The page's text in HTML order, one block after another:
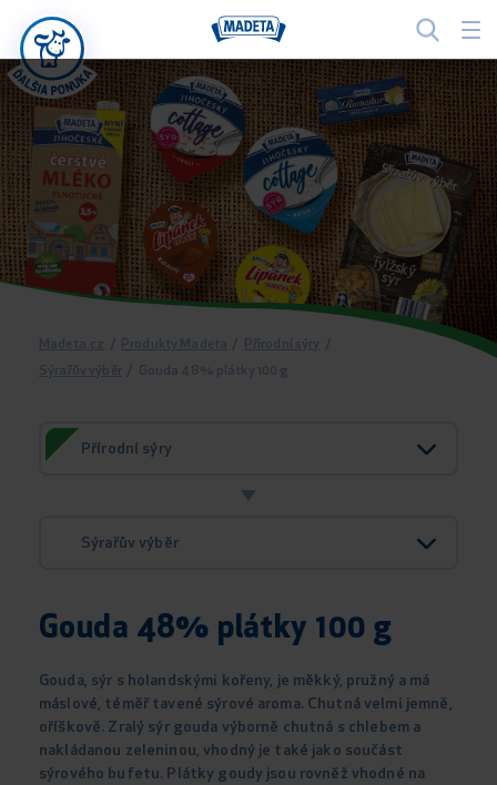
Madeta.cz / Produkty Madeta / Přírodní sýry /
Sýrařův výběr/ Gouda 48% plátky 100 g
Přírodní sýry
Sýrařův výběr
Gouda 48% plátky 100 g
Gouda, sýr s holandskými kořeny, je měkký, pružný a má
máslové, téměř tavené sýrové aroma. Chutná velmi jemně,
oříškově. Zralý sýr gouda výborně chutná s chlebem a
nakládanou zeleninou, vhodný je také jako součást
sýrového bufetu. Plátky goudy jsou rovněž vhodné na